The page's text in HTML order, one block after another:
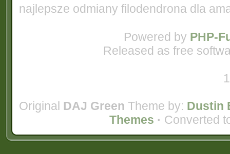
najlepsze odmiany filodendrona dla
Powered by PHP-
Released as free
Original DAJ Green Theme by: Dustin
Themes · Converted